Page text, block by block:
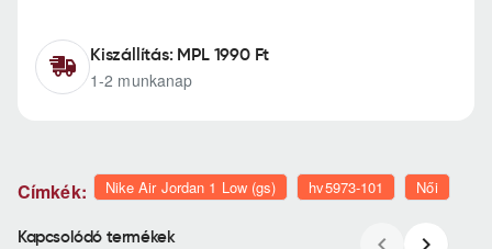
Kiszállítás: MPL 1990 Ft
1-2 munkanap
Címkék: Nike Air Jordan 1 Low (gs) hv5973-101 Női
Kapcsolódó termékek